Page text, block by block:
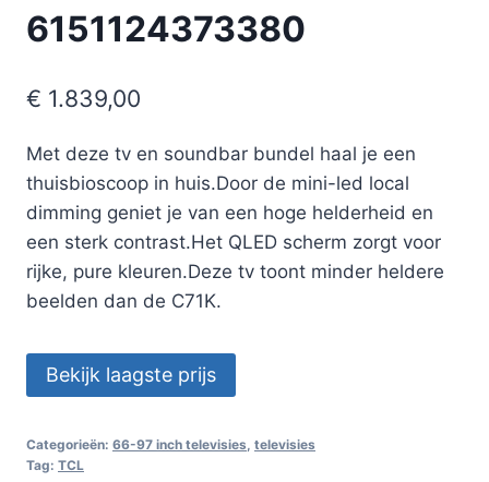
6151124373380
€ 1.839,00
Met deze tv en soundbar bundel haal je een
thuisbioscoop in huis.Door de mini-led local
dimming geniet je van een hoge helderheid en
een sterk contrast.Het QLED scherm zorgt voor
rijke, pure kleuren.Deze tv toont minder heldere
beelden dan de C71K.
Bekijk laagste prijs
Categorieën: 66-97 inch televisies televisies
Tag: TCL